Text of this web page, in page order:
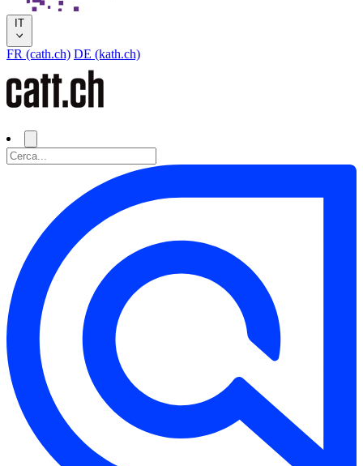
IT
FR (cath.ch) DE (kath.ch)